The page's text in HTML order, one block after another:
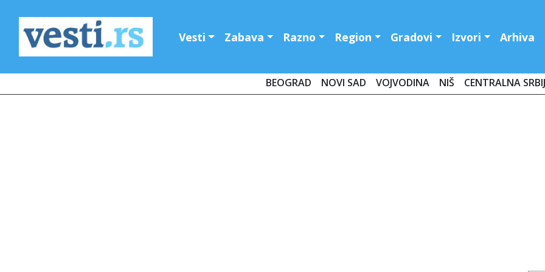
Vesti Zabava Razno Region Gradovi Izvori Arhiva
BEOGRAD NOVI SAD VOJVODINA NIŠ CENTRALNA